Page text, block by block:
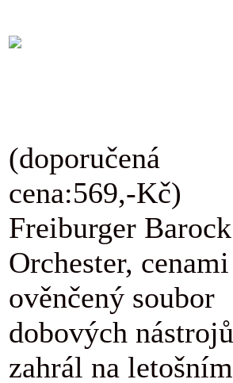
(doporučená
cena:569,-Kč)
Freiburger Barock
Orchester, cenami
ověnčený soubor
dobových nástrojů
zahrál na letošním